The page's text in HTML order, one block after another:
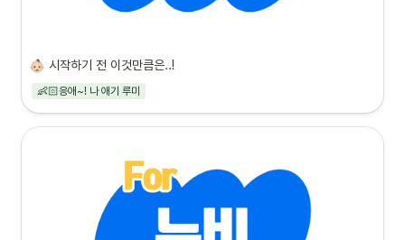
시작하기 전 이것만큼은..!
👶🏻응애~! 나 애기 루미